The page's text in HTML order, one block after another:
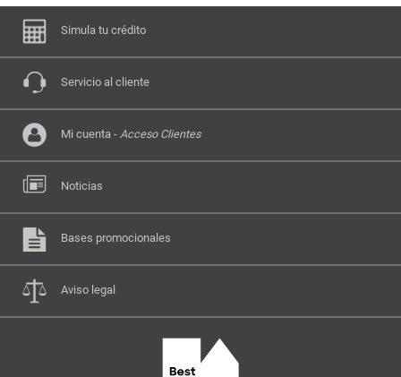
Simula tu crédito
Servicio al cliente
Mi cuenta - Acceso Clientes
Noticias
Bases promocionales
Aviso legal